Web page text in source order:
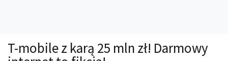
Technika jazdy
T-mobile z karą 25 mln zł! Darmowy